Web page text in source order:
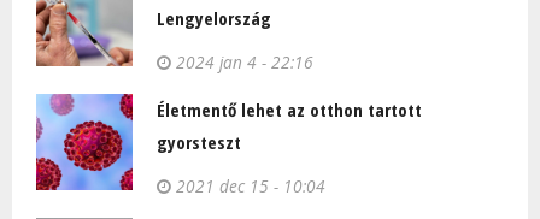
Lengyelország
2024 jan 4 - 22:16
Életmentő lehet az otthon tartott
gyorsteszt
2021 dec 15 - 10:04